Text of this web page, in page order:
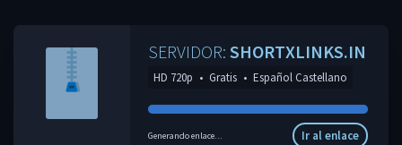
SERVIDOR: SHORTXLINKS.IN
HD 720p • Gratis • Español Castellano
Generando enlace... Ir al enlace